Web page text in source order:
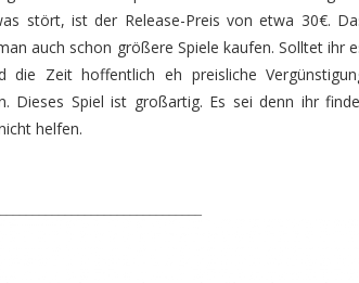
stört, ist der Release-Preis von etwa 30€.
auch schon größere Spiele kaufen. Solltet ihr
Zeit hoffentlich eh preisliche
Dieses Spiel ist großartig. Es sei denn ihr
helfen.